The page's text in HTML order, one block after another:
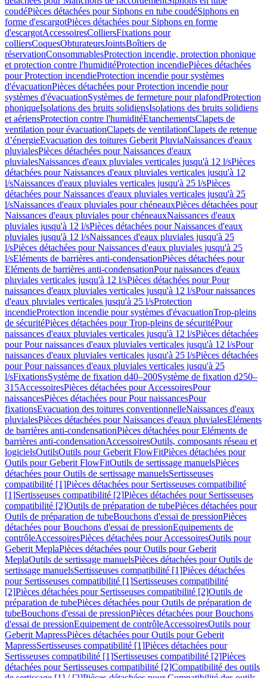
coudéPièces détachées pour Siphons en tube coudéSiphons en
forme d'escargotPièces détachées pour Siphons en forme
d'escargotAccessoiresColliersFixations pour
colliersCoquesObturateursJointsBoîtiers de
réservationConsommablesProtection incendie, protection phonique
et protection contre l'humiditéProtection incendiePièces détachées
pour Protection incendieProtection incendie pour systèmes
d'évacuationPièces détachées pour Protection incendie pour
systèmes d'évacuationSystèmes de fermeture pour plafondProtection
phoniqueIsolations des bruits solidiensIsolations des bruits solidiens
et aériensProtection contre l'humiditéEtanchementsClapets de
ventilation pour évacuationClapets de ventilationClapets de retenue
d’énergieEvacuation des toitures Geberit PluviaNaissances d'eaux
pluvialesPièces détachées pour Naissances d'eaux
pluvialesNaissances d'eaux pluviales verticales jusqu'à 12 l/sPièces
détachées pour Naissances d'eaux pluviales verticales jusqu'à 12
l/sNaissances d'eaux pluviales verticales jusqu'à 25 l/sPièces
détachées pour Naissances d'eaux pluviales verticales jusqu'à 25
l/sNaissances d'eaux pluviales pour chéneauxPièces détachées pour
Naissances d'eaux pluviales pour chéneauxNaissances d'eaux
pluviales jusqu'à 12 l/sPièces détachées pour Naissances d'eaux
pluviales jusqu'à 12 l/sNaissances d'eaux pluviales jusqu'à 25
l/sPièces détachées pour Naissances d'eaux pluviales jusqu'à 25
l/sEléments de barrières anti-condensationPièces détachées pour
Eléments de barrières anti-condensationPour naissances d'eaux
pluviales verticales jusqu'à 12 l/sPièces détachées pour Pour
naissances d'eaux pluviales verticales jusqu'à 12 l/sPour naissances
d'eaux pluviales verticales jusqu'à 25 l/sProtection
incendieProtection incendie pour systèmes d'évacuationTrop-pleins
de sécuritéPièces détachées pour Trop-pleins de sécuritéPour
naissances d'eaux pluviales verticales jusqu'à 12 l/sPièces détachées
pour Pour naissances d'eaux pluviales verticales jusqu'à 12 l/sPour
naissances d'eaux pluviales verticales jusqu'à 25 l/sPièces détachées
pour Pour naissances d'eaux pluviales verticales jusqu'à 25
l/sFixationsSystème de fixation d40–200Système de fixation d250–
315AccessoiresPièces détachées pour AccessoiresPour
naissancesPièces détachées pour Pour naissancesPour
fixationsEvacuation des toitures conventionnelleNaissances d'eaux
pluvialesPièces détachées pour Naissances d'eaux pluvialesEléments
de barrières anti-condensationPièces détachées pour Eléments de
barrières anti-condensationAccessoiresOutils, composants réseau et
logicielsOutilsOutils pour Geberit FlowFitPièces détachées pour
Outils pour Geberit FlowFitOutils de sertissage manuelsPièces
détachées pour Outils de sertissage manuelsSertisseuses
compatibilité [1]Pièces détachées pour Sertisseuses compatibilité
[1]Sertisseuses compatibilité [2]Pièces détachées pour Sertisseuses
compatibilité [2]Outils de préparation de tubePièces détachées pour
Outils de préparation de tubeBouchons d'essai de pressionPièces
détachées pour Bouchons d'essai de pressionEquipements de
contrôleAccessoiresPièces détachées pour AccessoiresOutils pour
Geberit MeplaPièces détachées pour Outils pour Geberit
MeplaOutils de sertissage manuelsPièces détachées pour Outils de
sertissage manuelsSertisseuses compatibilité [1]Pièces détachées
pour Sertisseuses compatibilité [1]Sertisseuses compatibilité
[2]Pièces détachées pour Sertisseuses compatibilité [2]Outils de
préparation de tubePièces détachées pour Outils de préparation de
tubeBouchons d'essai de pressionPièces détachées pour Bouchons
d'essai de pressionEquipement de contrôleAccessoiresOutils pour
Geberit MapressPièces détachées pour Outils pour Geberit
MapressSertisseuses compatibilité [1]Pièces détachées pour
Sertisseuses compatibilité [1]Sertisseuses compatibilité [2]Pièces
détachées pour Sertisseuses compatibilité [2]Compatibilité des outils